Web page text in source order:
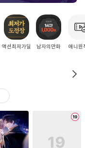
액션최저가딜 남자의만화 애니원